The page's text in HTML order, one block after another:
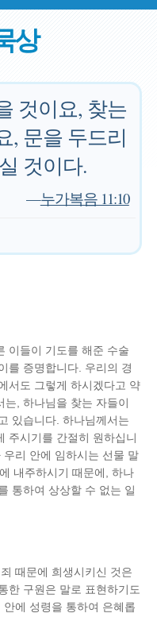
상
것이요, 찾는
, 문을 두드리
것이다.
—누가복음 11:10
이들이 기도를 해준 수술
를 증명합니다. 우리의 경
서도 그렇게 하시겠다고 약
는, 하나님을 찾는 자들이
있습니다. 하나님께서는
주시기를 간절히 원하십니
리 안에 임하시는 선물 말
내주하시기 때문에, 하나
통하여 상상할 수 없는 일
때문에 희생시키신 것은
한 구원은 말로 표현하기도
에 성령을 통하여 은혜롭